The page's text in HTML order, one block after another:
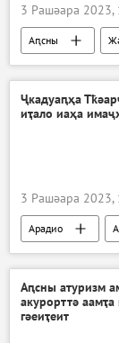
3 Рашәара 2023,
Аԥсны
Ҷкадуаԥҳа
иҭало иаҳа
3 Рашәара 2023,
Арадио
Аԥсны атуризм
акурорттә
гәеиҭеит